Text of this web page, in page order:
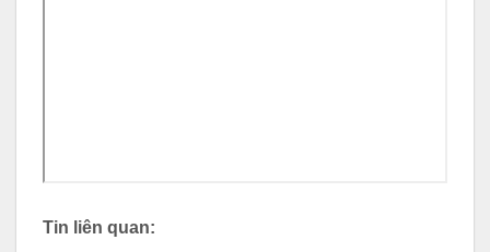
Tin liên quan: